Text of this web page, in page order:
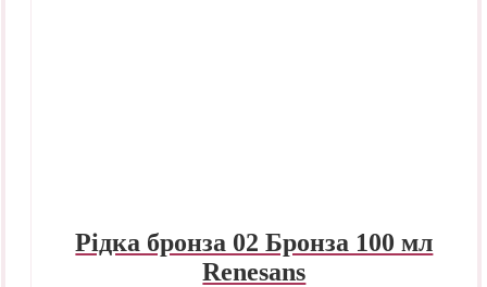
Рідка бронза 02 Бронза 100 мл
Renesans